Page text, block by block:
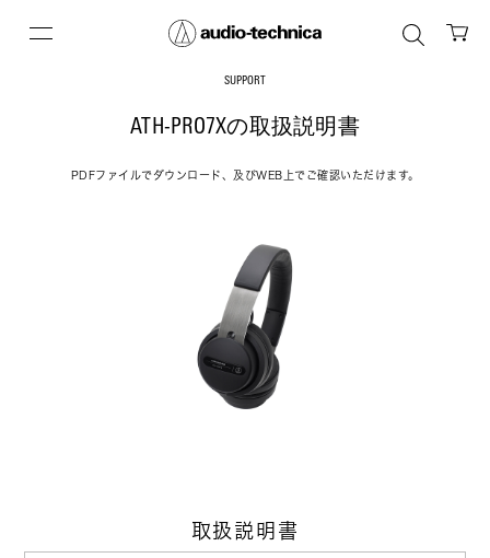
SUPPORT
ATH-PRO7Xの取扱説明書
PDFファイルでダウンロード、及びWEB上でご確認いただけます。
取扱説明書